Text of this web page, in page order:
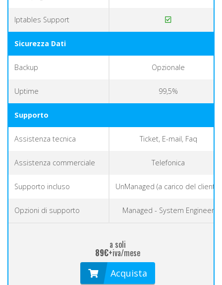
Iptables Support
Sicurezza Dati
Backup Opzionale
Uptime 99,5%
Supporto
Assistenza tecnica Ticket, E-mail, Faq
Assistenza commerciale Telefonica
Supporto incluso UnManaged (a carico del cliente)
Opzioni di supporto Managed - System Engineer
a soli
89€+iva/mese
Acquista